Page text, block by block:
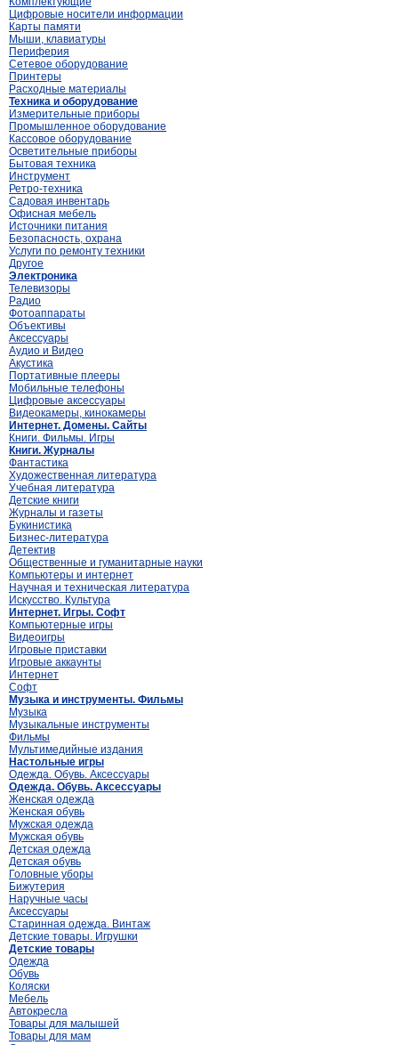
Цифровые носители информации
Карты памяти
Мыши, клавиатуры
Периферия
Сетевое оборудование
Принтеры
Расходные материалы
Техника и оборудование
Измерительные приборы
Промышленное оборудование
Кассовое оборудование
Осветительные приборы
Бытовая техника
Инструмент
Ретро-техника
Садовая инвентарь
Офисная мебель
Источники питания
Безопасность, охрана
Услуги по ремонту техники
Другое
Электроника
Телевизоры
Радио
Фотоаппараты
Объективы
Аксессуары
Аудио и Видео
Акустика
Портативные плееры
Мобильные телефоны
Цифровые аксессуары
Видеокамеры, кинокамеры
Интернет. Домены. Сайты
Книги. Фильмы. Игры
Книги. Журналы
Фантастика
Художественная литература
Учебная литература
Детские книги
Журналы и газеты
Букинистика
Бизнес-литература
Детектив
Общественные и гуманитарные науки
Компьютеры и интернет
Научная и техническая литература
Искусство. Культура
Интернет. Игры. Софт
Компьютерные игры
Видеоигры
Игровые приставки
Игровые аккаунты
Интернет
Софт
Музыка и инструменты. Фильмы
Музыка
Музыкальные инструменты
Фильмы
Мультимедийные издания
Настольные игры
Одежда. Обувь. Аксессуары
Одежда. Обувь. Аксессуары
Женская одежда
Женская обувь
Мужская одежда
Мужская обувь
Детская одежда
Детская обувь
Головные уборы
Бижутерия
Наручные часы
Аксессуары
Старинная одежда. Винтаж
Детские товары. Игрушки
Детские товары
Одежда
Обувь
Коляски
Мебель
Автокресла
Товары для малышей
Товары для мам